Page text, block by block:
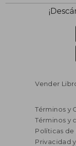
Vender
Términos y
Términos y
Políticas
Privacidad